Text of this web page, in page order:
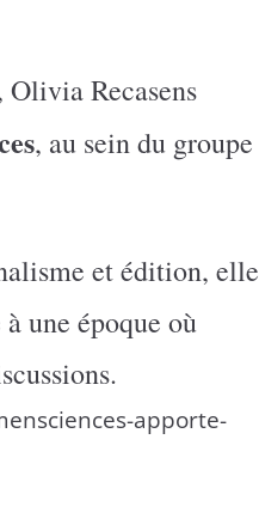
Recasens
, au sein du groupe
et édition, elle
une époque où
apporte-